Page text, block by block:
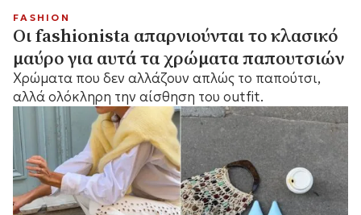
FASHION
Οι fashionista απαρνιούνται το κλασικό
μαύρο για αυτά τα χρώματα παπουτσιών
Χρώματα που δεν αλλάζουν απλώς το παπούτσι,
αλλά ολόκληρη την αίσθηση του outfit.